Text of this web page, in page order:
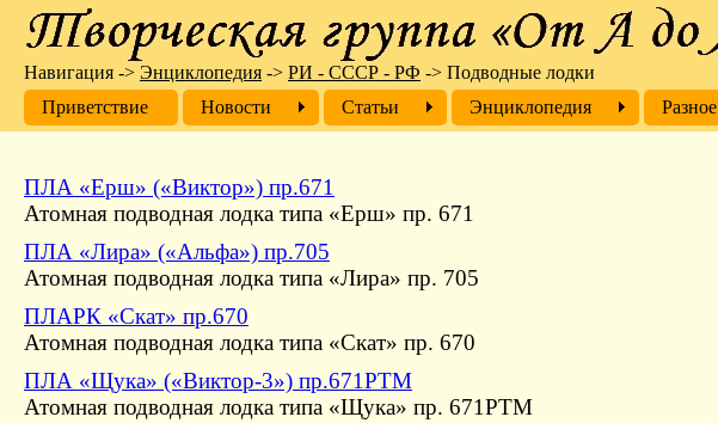
ПЛА «Ерш» («Виктор») пр.671
Атомная подводная лодка типа «Ерш» пр. 671
ПЛА «Лира» («Альфа») пр.705
Атомная подводная лодка типа «Лира» пр. 705
ПЛАРК «Скат» пр.670
Атомная подводная лодка типа «Скат» пр. 670
ПЛА «Щука» («Виктор-3») пр.671РТМ
Атомная подводная лодка типа «Щука» пр. 671РТМ
Навигация -> Энциклопедия -> РИ - СССР - РФ -> Подводные лодки
Приветствие
Новости Cтатьи Энциклопедия Разное